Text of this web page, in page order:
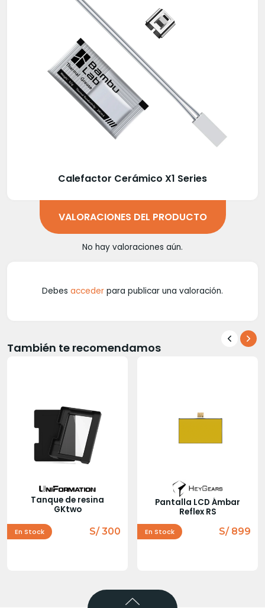
Calefactor Cerámico X1 Series
VALORACIONES DEL PRODUCTO
No hay valoraciones aún.
Debes acceder para publicar una valoración.
También te recomendamos
Tanque de resina
GKtwo
En Stock S/ 300
Pantalla LCD Ámbar
Reflex RS
En Stock S/ 899